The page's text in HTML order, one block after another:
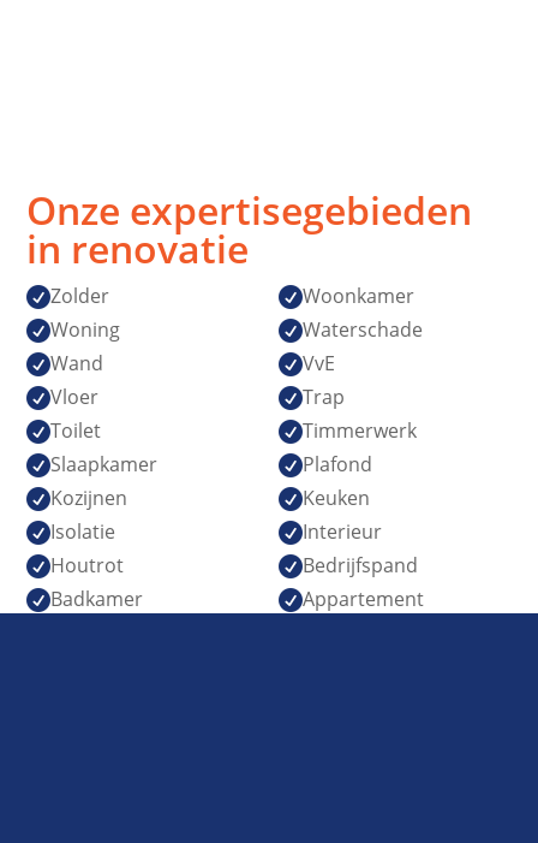
Onze expertisegebieden
in renovatie
Zolder Woonkamer
Woning Waterschade
Wand VvE
Vloer Trap
Toilet Timmerwerk
Slaapkamer Plafond
Kozijnen Keuken
Isolatie Interieur
Houtrot Bedrijfspand
Badkamer Appartement